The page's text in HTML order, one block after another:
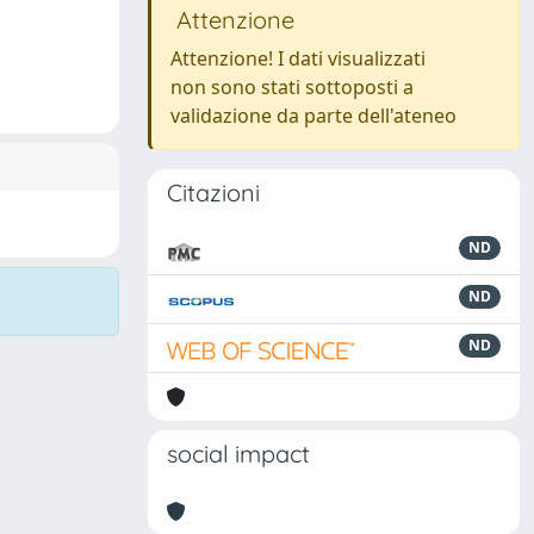
Attenzione
Attenzione! I dati visualizzati
non sono stati sottoposti a
validazione da parte dell'ateneo
Citazioni
ND
ND
ND
social impact